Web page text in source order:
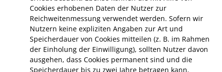
Cookies erhobenen Daten der Nutzer zur
Reichweitenmessung verwendet werden. Sofern wir
Nutzern keine expliziten Angaben zur Art und
Speicherdauer von Cookies mitteilen (z. B. im Rahmen
der Einholung der Einwilligung), sollten Nutzer davon
ausgehen, dass Cookies permanent sind und die
Speicherdauer bis zu zwei Jahre betragen kann.